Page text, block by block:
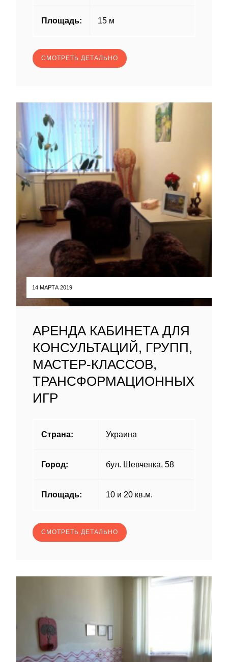
Площадь: 15 м
СМОТРЕТЬ ДЕТАЛЬНО
14 МАРТА 2019
АРЕНДА КАБИНЕТА ДЛЯ
КОНСУЛЬТАЦИЙ, ГРУПП,
МАСТЕР-КЛАССОВ,
ТРАНСФОРМАЦИОННЫХ
ИГР
Страна: Украина
Город: бул. Шевченка, 58
Площадь: 10 и 20 кв.м.
СМОТРЕТЬ ДЕТАЛЬНО